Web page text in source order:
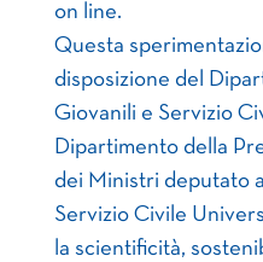
on line.
Questa
disposizione del
Giovanili e Servizio
Dipartimento della
dei Ministri deputato
Servizio Civile
la scientificità,